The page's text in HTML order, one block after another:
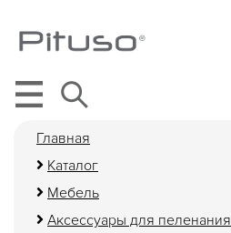
Главная
Каталог
Мебель
Аксессуары для пеленания